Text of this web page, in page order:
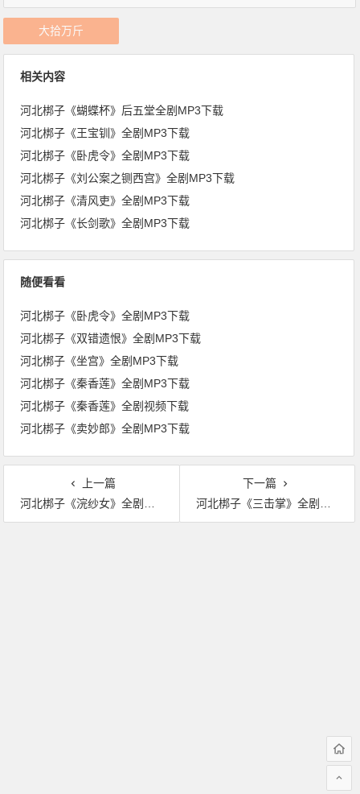
大拾万斤
相关内容
河北梆子《蝴蝶杯》后五堂全剧MP3下载
河北梆子《王宝钏》全剧MP3下载
河北梆子《卧虎令》全剧MP3下载
河北梆子《刘公案之铡西宫》全剧MP3下载
河北梆子《清风吏》全剧MP3下载
河北梆子《长剑歌》全剧MP3下载
随便看看
河北梆子《卧虎令》全剧MP3下载
河北梆子《双错遗恨》全剧MP3下载
河北梆子《坐宫》全剧MP3下载
河北梆子《秦香莲》全剧MP3下载
河北梆子《秦香莲》全剧视频下载
河北梆子《卖妙郎》全剧MP3下载
上一篇
河北梆子《浣纱女》全剧MP3下载
下一篇
河北梆子《三击掌》全剧MP3下载